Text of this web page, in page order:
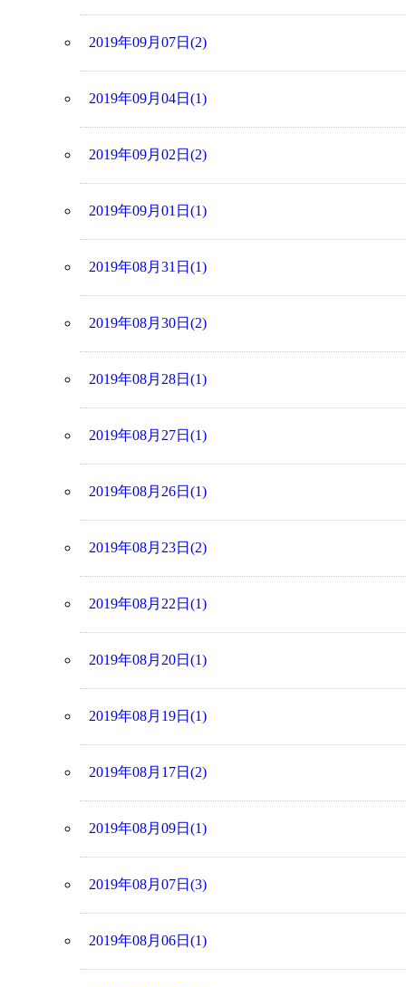
2019年09月07日(2)
2019年09月04日(1)
2019年09月02日(2)
2019年09月01日(1)
2019年08月31日(1)
2019年08月30日(2)
2019年08月28日(1)
2019年08月27日(1)
2019年08月26日(1)
2019年08月23日(2)
2019年08月22日(1)
2019年08月20日(1)
2019年08月19日(1)
2019年08月17日(2)
2019年08月09日(1)
2019年08月07日(3)
2019年08月06日(1)